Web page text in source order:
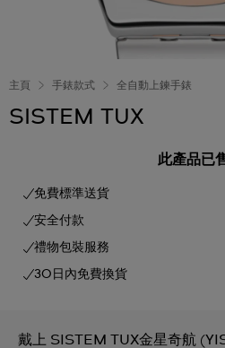
主頁 手錶款式 全自動上鍊手錶
SISTEM TUX
此產品已
免費標準送貨
安全付款
禮物包裝服務
30日內免費換貨
戴上 SISTEM TUX金星奇航